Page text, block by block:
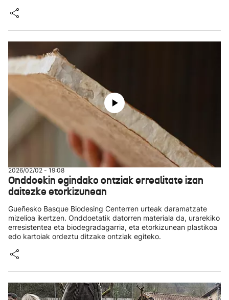
2026/02/02 - 19:08
Onddoekin egindako ontziak errealitate izan
daitezke etorkizunean
Gueñesko Basque Biodesing Centerren urteak daramatzate
mizelioa ikertzen. Onddoetatik datorren materiala da, urarekiko
erresistentea eta biodegradagarria, eta etorkizunean plastikoa
edo kartoiak ordeztu ditzake ontziak egiteko.